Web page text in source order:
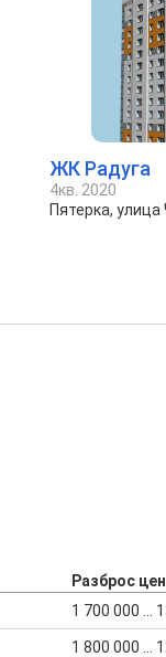
ЖК Радуга
4кв. 2020
Пятерка, улица
Разброс цен
1 700 000 ...
1 800 000 ...